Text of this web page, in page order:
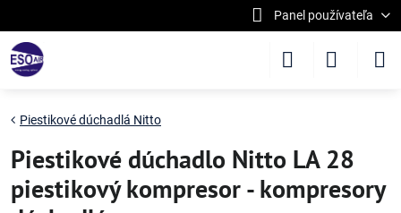
Panel používateľa
Piestikové dúchadlá Nitto
Piestikové dúchadlo Nitto LA 28
piestikový kompresor - kompresory